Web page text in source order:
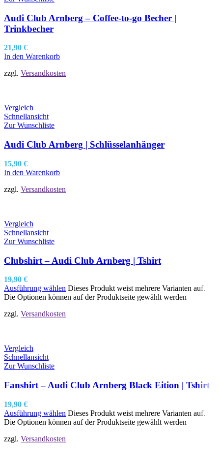
Audi Club Arnberg – Coffee-to-go Becher |
Trinkbecher
21,90 €
In den Warenkorb
zzgl. Versandkosten
Vergleich
Schnellansicht
Zur Wunschliste
Audi Club Arnberg | Schlüsselanhänger
15,90 €
In den Warenkorb
zzgl. Versandkosten
Vergleich
Schnellansicht
Zur Wunschliste
Clubshirt – Audi Club Arnberg | Tshirt
19,90 €
Ausführung wählen Dieses Produkt weist mehrere Varianten auf.
Die Optionen können auf der Produktseite gewählt werden
zzgl. Versandkosten
Vergleich
Schnellansicht
Zur Wunschliste
Fanshirt – Audi Club Arnberg Black Eition | Tshirt
19,90 €
Ausführung wählen Dieses Produkt weist mehrere Varianten auf.
Die Optionen können auf der Produktseite gewählt werden
zzgl. Versandkosten